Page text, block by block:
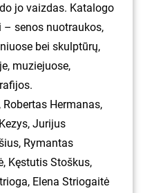
jo vaizdas. Katalogo
senos nuotraukos,
bei skulptūrų,
muziejuose,
Hermanas,
Jurijus
Rymantas
Kęstutis Stoškus,
Elena Striogaitė